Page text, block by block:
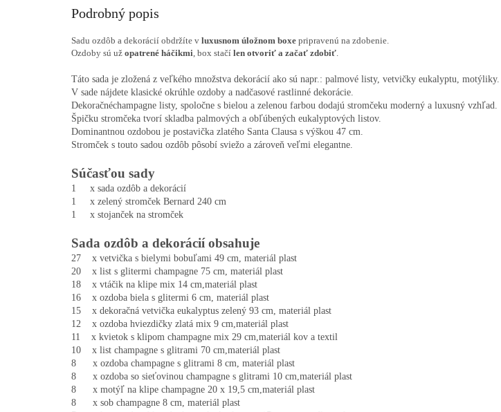
O
Podrobný popis
Sadu ozdôb a dekorácií obdržíte v luxusnom úložnom boxe pripravenú na zdobenie.
Ozdoby sú už opatrené háčikmi , box stačí len otvoriť a začať zdobiť
Táto sada je zložená z veľkého množstva dekorácií ako sú napr.: palmové listy, vetvičky eukalyptu, motýliky.
V sade nájdete klasické okrúhle ozdoby a nadčasové rastlinné dekorácie.
Dekoračnéchampagne listy, spoločne s bielou a zelenou farbou dodajú stromčeku moderný a luxusný vzhľad.
Špičku stromčeka tvorí skladba palmových a obľúbených eukalyptových listov.
Dominantnou ozdobou je postavička zlatého Santa Clausa s výškou 47 cm.
Stromček s touto sadou ozdôb pôsobí sviežo a zároveň veľmi elegantne.
Súčasťou sady
1     x sada ozdôb a dekorácií
1     x zelený stromček Bernard 240 cm
1     x stojanček na stromček
Sada ozdôb a dekorácií obsahuje
27    x vetvička s bielymi bobuľami 49 cm, materiál plast
20    x list s glitermi champagne 75 cm, materiál plast
18    x vtáčik na klipe mix 14 cm,materiál plast
16    x ozdoba biela s glitermi 6 cm, materiál plast
15    x dekoračná vetvička eukalyptus zelený 93 cm, materiál plast
12    x ozdoba hviezdičky zlatá mix 9 cm,materiál plast
11    x kvietok s klipom champagne mix 29 cm,materiál kov a textil
10    x list champagne s glitrami 70 cm,materiál plast
8      x ozdoba champagne s glitrami 8 cm, materiál plast
8      x ozdoba so sieťovinou champagne s glitrami 10 cm,materiál plast
8      x motýľ na klipe champagne 20 x 19,5 cm,materiál plast
8      x sob champagne 8 cm, materiál plast